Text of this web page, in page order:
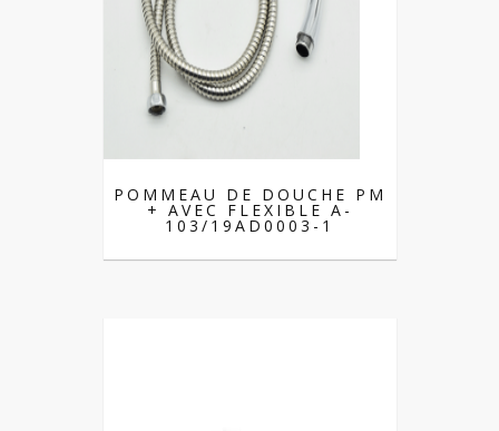
POMMEAU DE DOUCHE PM
+ AVEC FLEXIBLE A-
103/19AD0003-1